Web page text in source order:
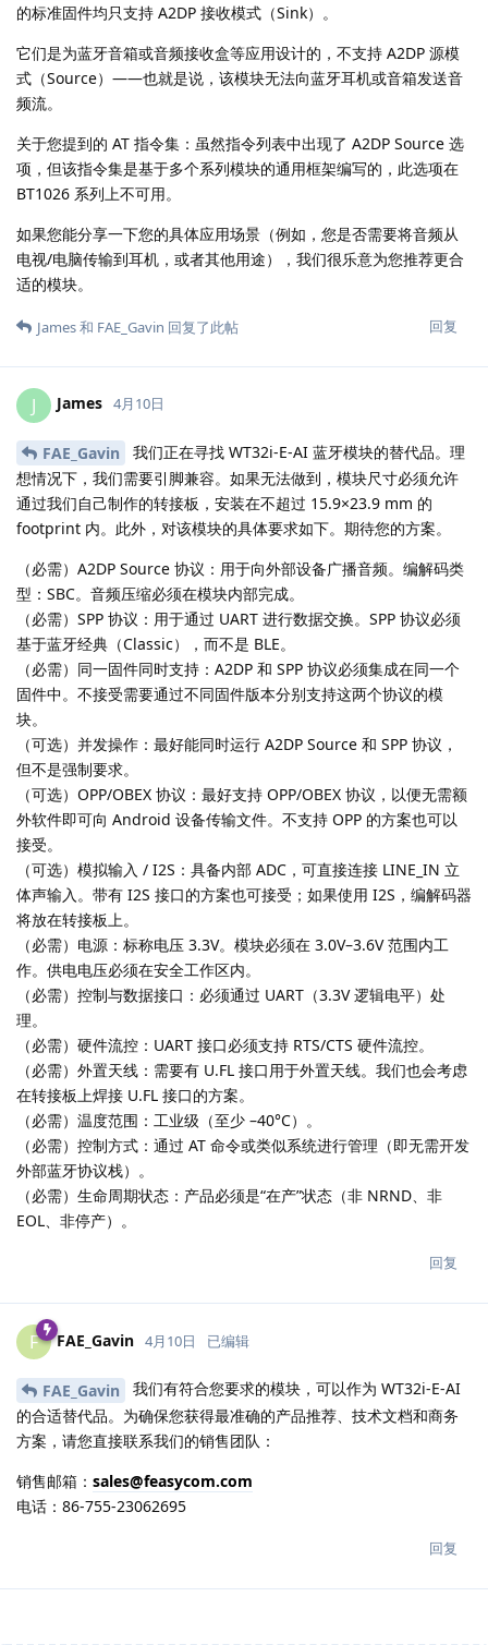
的标准固件均只支持 A2DP 接收模式（Sink）。
它们是为蓝牙音箱或音频接收盒等应用设计的，不支持 A2DP 源模
式（Source）——也就是说，该模块无法向蓝牙耳机或音箱发送音
频流。
关于您提到的 AT 指令集：虽然指令列表中出现了 A2DP Source 选
项，但该指令集是基于多个系列模块的通用框架编写的，此选项在
BT1026 系列上不可用。
如果您能分享一下您的具体应用场景（例如，您是否需要将音频从
电视/电脑传输到耳机，或者其他用途），我们很乐意为您推荐更合
适的模块。
回复
James和 FAE_Gavin 回复了此帖
J James 4月10日
FAE_Gavin
我们正在寻找 WT32i-E-AI 蓝牙模块的替代品。理
想情况下，我们需要引脚兼容。如果无法做到，模块尺寸必须允许
通过我们自己制作的转接板，安装在不超过 15.9×23.9 mm 的
footprint 内。此外，对该模块的具体要求如下。期待您的方案。
（必需）A2DP Source 协议：用于向外部设备广播音频。编解码类
型：SBC。音频压缩必须在模块内部完成。
（必需）SPP 协议：用于通过 UART 进行数据交换。SPP 协议必须
基于蓝牙经典（Classic），而不是 BLE。
（必需）同一固件同时支持：A2DP 和 SPP 协议必须集成在同一个
固件中。不接受需要通过不同固件版本分别支持这两个协议的模
块。
（可选）并发操作：最好能同时运行 A2DP Source 和 SPP 协议，
但不是强制要求。
（可选）OPP/OBEX 协议：最好支持 OPP/OBEX 协议，以便无需额
外软件即可向 Android 设备传输文件。不支持 OPP 的方案也可以
接受。
（可选）模拟输入 / I2S：具备内部 ADC，可直接连接 LINE_IN 立
体声输入。带有 I2S 接口的方案也可接受；如果使用 I2S，编解码器
将放在转接板上。
（必需）电源：标称电压 3.3V。模块必须在 3.0V–3.6V 范围内工
作。供电电压必须在安全工作区内。
（必需）控制与数据接口：必须通过 UART（3.3V 逻辑电平）处
理。
（必需）硬件流控：UART 接口必须支持 RTS/CTS 硬件流控。
（必需）外置天线：需要有 U.FL 接口用于外置天线。我们也会考虑
在转接板上焊接 U.FL 接口的方案。
（必需）温度范围：工业级（至少 –40°C）。
（必需）控制方式：通过 AT 命令或类似系统进行管理（即无需开发
外部蓝牙协议栈）。
（必需）生命周期状态：产品必须是“在产”状态（非 NRND、非
EOL、非停产）。
回复
F FAE_Gavin 4月10日 已编辑
FAE_Gavin
我们有符合您要求的模块，可以作为 WT32i-E-AI
的合适替代品。为确保您获得最准确的产品推荐、技术文档和商务
方案，请您直接联系我们的销售团队：
销售邮箱： sales@feasycom.com
电话：86-755-23062695
回复